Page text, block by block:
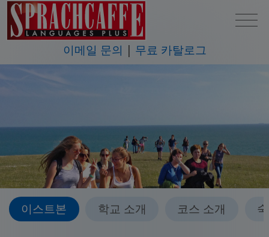
이메일 문의 무료 카탈로그
이스트본 학교 소개 코스 소개